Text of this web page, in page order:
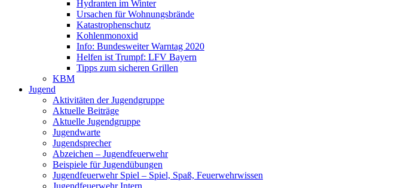
Hydranten im Winter
Ursachen für Wohnungsbrände
Katastrophenschutz
Kohlenmonoxid
Info: Bundesweiter Warntag 2020
Helfen ist Trumpf: LFV Bayern
Tipps zum sicheren Grillen
KBM
Jugend
Aktivitäten der Jugendgruppe
Aktuelle Beiträge
Aktuelle Jugendgruppe
Jugendwarte
Jugendsprecher
Abzeichen – Jugendfeuerwehr
Beispiele für Jugendübungen
Jugendfeuerwehr Spiel – Spiel, Spaß, Feuerwehrwissen
Jugendfeuerwehr Intern